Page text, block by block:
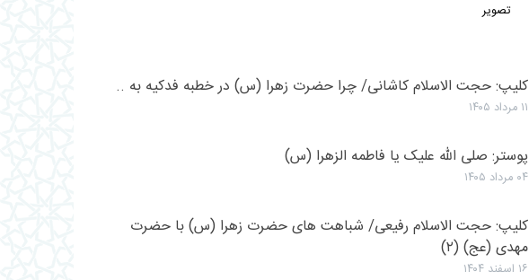
تصویر
کلیپ: حجت الاسلام کاشانی/ چرا حضرت زهرا (س) در خطبه فدکیه به ..
۱۱ مرداد ۱۴۰۵
پوستر: صلی الله علیک یا فاطمه الزهرا (س)
۰۴ مرداد ۱۴۰۵
کلیپ: حجت الاسلام رفیعی/ شباهت های حضرت زهرا (س) با حضرت
مهدی (عج) (۲)
۱۶ اسفند ۱۴۰۴